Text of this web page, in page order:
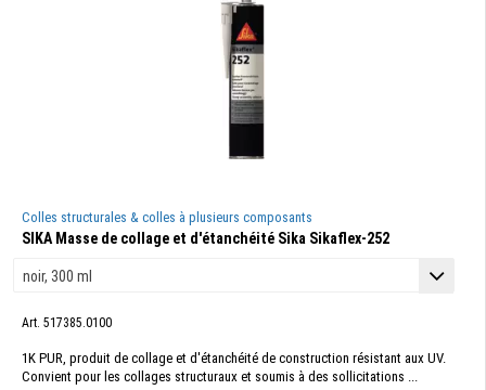
Colles structurales & colles à plusieurs composants
SIKA Masse de collage et d'étanchéité Sika Sikaflex-252
Art. 517385.0100
1K PUR, produit de collage et d'étanchéité de construction résistant aux UV.
Convient pour les collages structuraux et soumis à des sollicitations ...